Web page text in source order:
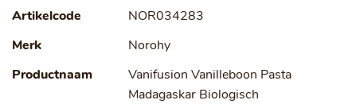
Artikelcode NOR034283
Merk Norohy
Productnaam
Vanifusion Vanilleboon Pasta
Madagaskar Biologisch